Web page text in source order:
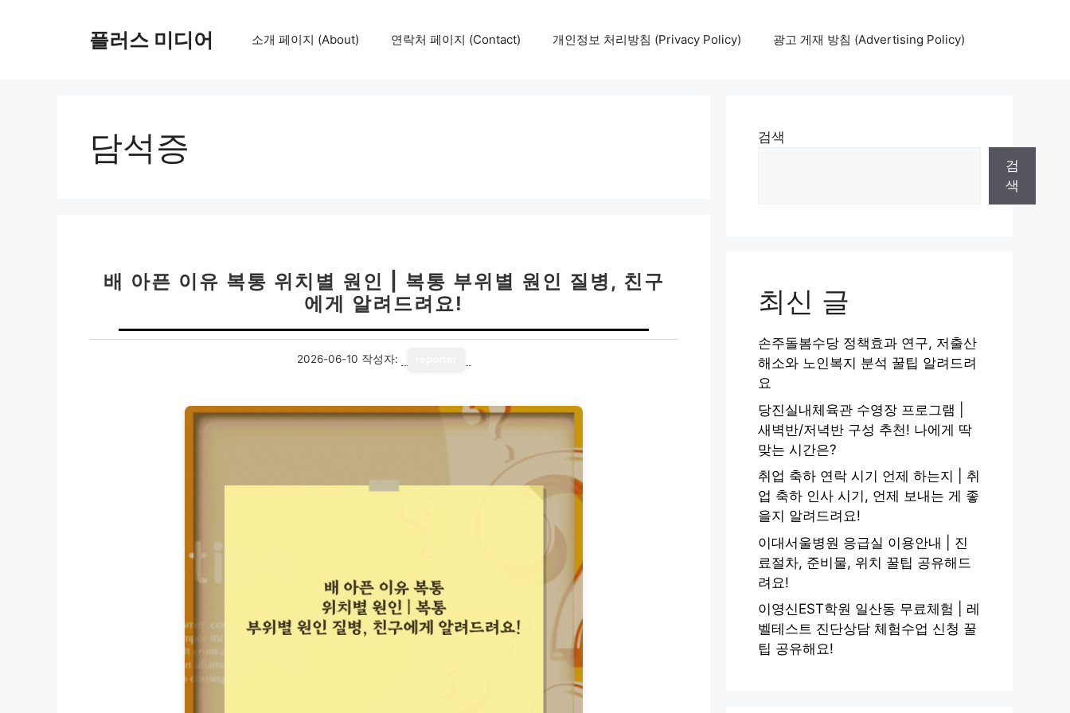
플러스 미디어 소개 페이지 (About) 연락처 페이지 (Contact) 개인정보 처리방침 (Privacy Policy) 광고 게재 방침 (Advertising Policy)
담석증
배 아픈 이유 복통 위치별 원인 | 복통 부위별 원인 질병, 친구
에게 알려드려요!
2026-06-10 작성자:
검색
검
색
최신 글
손주돌봄수당 정책효과 연구, 저출산
해소와 노인복지 분석 꿀팁 알려드려
요
당진실내체육관 수영장 프로그램 |
새벽반/저녁반 구성 추천! 나에게 딱
맞는 시간은?
취업 축하 연락 시기 언제 하는지 | 취
업 축하 인사 시기, 언제 보내는 게 좋
을지 알려드려요!
이대서울병원 응급실 이용안내 | 진
료절차, 준비물, 위치 꿀팁 공유해드
려요!
이영신EST학원 일산동 무료체험 | 레
벨테스트 진단상담 체험수업 신청 꿀
팁 공유해요!